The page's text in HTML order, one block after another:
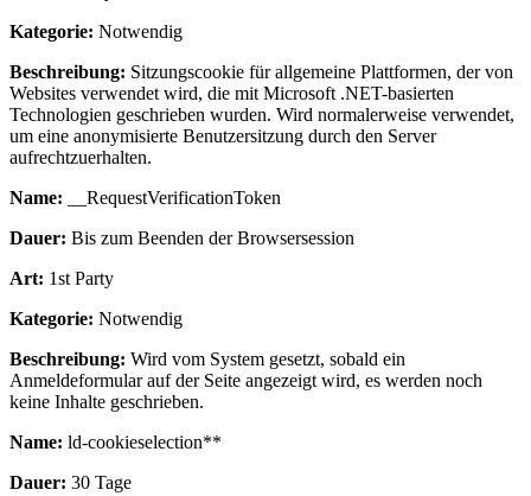
Kategorie: Notwendig
Beschreibung: Sitzungscookie für allgemeine Plattformen, der von
Websites verwendet wird, die mit Microsoft .NET-basierten
Technologien geschrieben wurden. Wird normalerweise verwendet,
um eine anonymisierte Benutzersitzung durch den Server
aufrechtzuerhalten.
Name: __RequestVerificationToken
Dauer: Bis zum Beenden der Browsersession
Art: 1st Party
Kategorie: Notwendig
Beschreibung: Wird vom System gesetzt, sobald ein
Anmeldeformular auf der Seite angezeigt wird, es werden noch
keine Inhalte geschrieben.
Name: ld-cookieselection**
Dauer: 30 Tage